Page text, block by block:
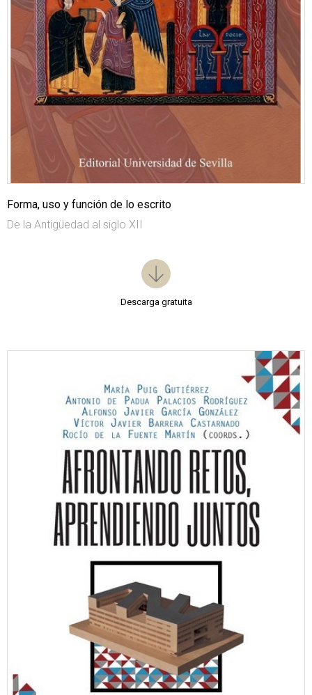
Forma, uso y función de lo escrito
De la Antigüedad al siglo XII
Descarga gratuita